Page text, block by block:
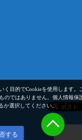
く目的でCookieを使用します。
のではありません。 個人情報保
か選択してください。
する